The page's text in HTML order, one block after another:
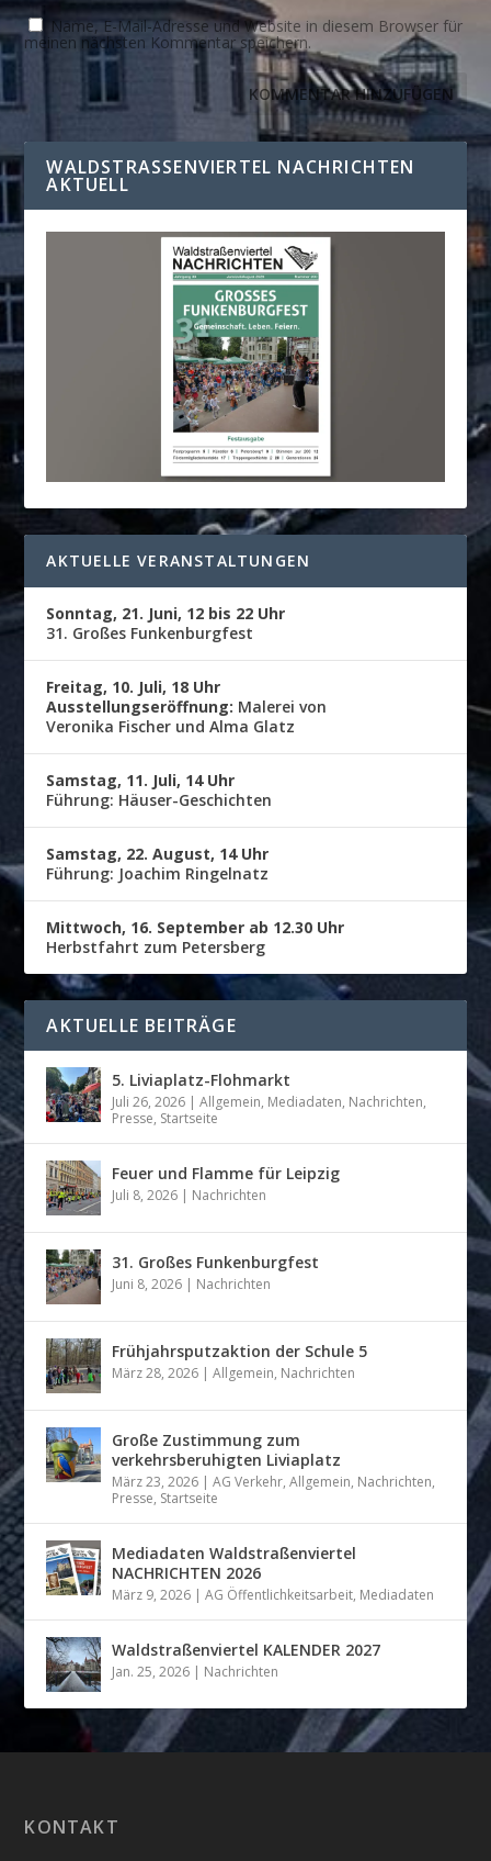
Name, E-Mail-Adresse und Website in diesem Browser für
meinen nächsten Kommentar speichern.
WALDSTRASSENVIERTEL NACHRICHTEN A
KTUELL
AKTUELLE VERANSTALTUNGEN
Sonntag, 21. Juni, 12 bis 22 Uhr
31. Großes Funkenburgfest
Freitag, 10. Juli, 18 Uhr
Ausstellungseröffnung: Malerei von
Veronika Fischer und Alma Glatz
Samstag, 11. Juli, 14 Uhr
Führung: Häuser-Geschichten
Samstag, 22. August, 14 Uhr
Führung: Joachim Ringelnatz
Mittwoch, 16. September ab 12.30 Uhr
Herbstfahrt zum Petersberg
AKTUELLE BEITRÄGE
5. Liviaplatz-Flohmarkt
Juli 26, 2026 |Allgemein, Mediadaten, Nachrichten,
Presse, Startseite
Feuer und Flamme für Leipzig
Juli 8, 2026 | Nachrichten
31. Großes Funkenburgfest
Juni 8, 2026 | Nachrichten
Frühjahrsputzaktion der Schule 5
März 28, 2026 |Allgemein, Nachrichten
Große Zustimmung zum
verkehrsberuhigten Liviaplatz
März 23, 2026 |AG Verkehr,Allgemein, Nachrichten,
Presse, Startseite
Mediadaten Waldstraßenviertel
NACHRICHTEN 2026
März 9, 2026 |AG Öffentlichkeitsarbeit, Mediadaten
Waldstraßenviertel KALENDER 2027
Jan. 25, 2026 | Nachrichten
KONTAKT